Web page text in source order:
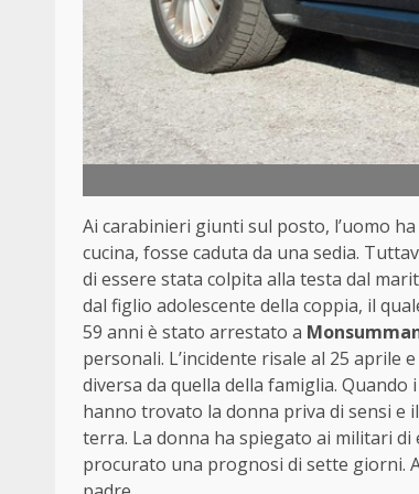
Ai carabinieri giunti sul posto, l’uomo
cucina, fosse caduta da una sedia.
di essere stata colpita alla testa dal
dal figlio adolescente della coppia, il
59 anni è stato arrestato a
personali. L’incidente risale al 25 aprile
diversa da quella della famiglia.
hanno trovato la donna priva di sensi
terra. La donna ha spiegato ai militari
procurato una prognosi di sette giorni.